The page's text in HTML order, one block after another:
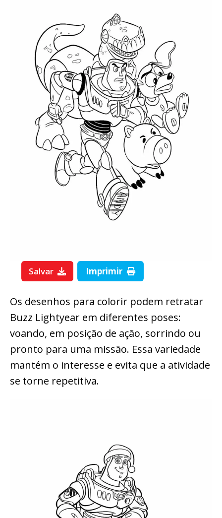
Salvar Imprimir
Os desenhos para colorir podem retratar
Buzz Lightyear em diferentes poses:
voando, em posição de ação, sorrindo ou
pronto para uma missão. Essa variedade
mantém o interesse e evita que a atividade
se torne repetitiva.